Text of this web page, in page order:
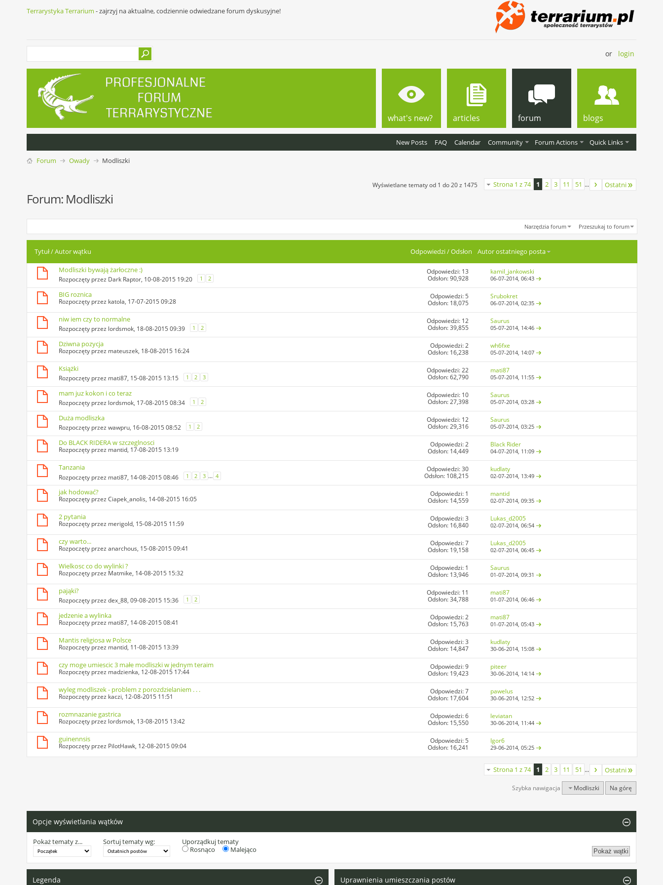
Terrarystyka Terrarium - zajrzyj na aktualne, codziennie odwiedzane forum dyskusyjne!
or login
what's new? articles forum
New Posts FAQ Calendar Community Forum Actions Quick Links
blogs
Forum Owady Modliszki
Strona 1 z 74 1 2 3 11 51 ... Ostatni
Wyświetlane tematy od 1 do 20 z 1475
Forum: Modliszki
Narzędzia forum Przeszukaj to forum
Tytuł/Autor wątku Odpowiedzi/Odsłon Autor ostatniego posta
Modliszki bywają żarłoczne :)
Rozpoczęty przez Dark Raptor, 10-08-2015 19:20 1 2
Odpowiedzi: 13
Odsłon: 90,928
kamil_jankowski
06-07-2014,06:43
BIG roznica
Rozpoczęty przez katola, 17-07-2015 09:28
Odpowiedzi:5
Odsłon: 18,075
Srubokret
06-07-2014,02:35
niw iem czy to normalne
Rozpoczęty przez lordsmok, 18-08-2015 09:39 1 2
Odpowiedzi: 12
Odsłon: 39,855
Saurus
05-07-2014, 14:46
Dziwna pozycja
Rozpoczęty przez mateuszek, 18-08-2015 16:24
Odpowiedzi:2
Odsłon: 16,238
wh6fxe
05-07-2014, 14:07
Książki
Rozpoczęty przez mati87, 15-08-2015 13:15 1 2 3
Odpowiedzi:22
Odsłon: 62,790
mati87
05-07-2014, 11:55
mam juz kokon i co teraz
Rozpoczęty przez lordsmok, 17-08-2015 08:34 1 2
Odpowiedzi: 10
Odsłon: 27,398
Saurus
05-07-2014,03:28
Duża modliszka
Rozpoczęty przez wawpru, 16-08-2015 08:52 1 2
Odpowiedzi: 12
Odsłon: 29,316
Saurus
05-07-2014,03:25
Do BLACK RIDERA w szczeglnosci
Rozpoczęty przez mantid, 17-08-2015 13:19
Odpowiedzi:2
Odsłon: 14,449
Black Rider
04-07-2014, 11:09
Tanzania
Rozpoczęty przez mati87, 14-08-2015 08:46 1 2 3 ... 4
Odpowiedzi:30
Odsłon: 108,215
kudlaty
02-07-2014, 13:49
jak hodować?
Rozpoczęty przez Ciapek_anolis, 14-08-2015 16:05
Odpowiedzi: 1
Odsłon: 14,559
mantid
02-07-2014,09:35
2 pytania
Rozpoczęty przez merigold, 15-08-2015 11:59
Odpowiedzi:3
Odsłon: 16,840
Lukas_d2005
02-07-2014,06:54
czy warto...
Rozpoczęty przez anarchous, 15-08-2015 09:41
Odpowiedzi:7
Odsłon: 19,158
Lukas_d2005
02-07-2014,06:45
Wielkosc co do wylinki ?
Rozpoczęty przez Matmike, 14-08-2015 15:32
Odpowiedzi: 1
Odsłon: 13,946
Saurus
01-07-2014,09:31
pająki?
Rozpoczęty przez dex_88, 09-08-2015 15:36 1 2
Odpowiedzi: 11
Odsłon: 34,788
mati87
01-07-2014,06:46
jedzenie a wylinka
Rozpoczęty przez mati87, 14-08-2015 08:41
Odpowiedzi:2
Odsłon: 15,763
mati87
01-07-2014,05:43
Mantis religiosa w Polsce
Rozpoczęty przez mantid, 11-08-2015 13:39
Odpowiedzi:3
Odsłon: 14,847
kudlaty
30-06-2014, 15:08
czy moge umiescic 3 małe modliszki w jednym teraim
Rozpoczęty przez madzienka, 12-08-2015 17:44
Odpowiedzi:9
Odsłon: 19,423
piteer
30-06-2014, 14:14
wyleg modliszek - problem z porozdzielaniem . . .
Rozpoczęty przez kaczi, 12-08-2015 11:51
Odpowiedzi:7
Odsłon: 17,604
pawelus
30-06-2014, 12:52
rozmnazanie gastrica
Rozpoczęty przez lordsmok, 13-08-2015 13:42
Odpowiedzi:6
Odsłon: 15,550
leviatan
30-06-2014, 11:44
guinennsis
Rozpoczęty przez PilotHawk, 12-08-2015 09:04
Odpowiedzi:5
Odsłon: 16,241
Igor6
29-06-2014,05:25
Strona 1 z 74 1 2 3 11 51 ... Ostatni
Szybka nawigacja Modliszki Na górę
Opcje wyświetlania wątków
Pokaż tematy z... Sortuj tematy wg:
Uporządkuj tematy
Rosnąco
Malejąco
Legenda Uprawnienia umieszczania postów